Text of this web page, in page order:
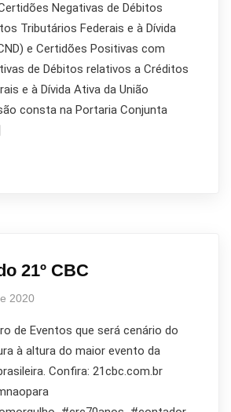
Negativas de Débitos
Tributários Federais e à Dívida
e Certidões Positivas com
de Débitos relativos a Créditos
e à Dívida Ativa da União
consta na Portaria Conjunta
21º CBC
2020
de Eventos que será cenário do
à altura do maior evento da
Confira: 21cbc.com.br